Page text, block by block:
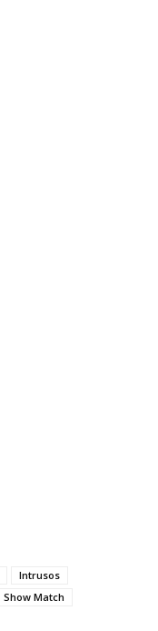
Intrusos
Show Match